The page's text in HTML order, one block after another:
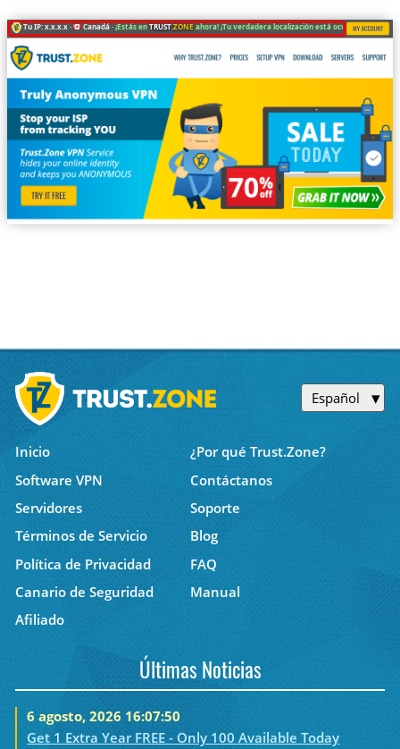
Tu IP: x.x.x.x · Canadá ·¡Estás enTRUST.ZONEahora! ¡Tu verdadera localización está oculta!
Español
Inicio
¿Por qué Trust.Zone?
Software VPN
Contáctanos
Servidores
Soporte
Términos de Servicio
Blog
Política de Privacidad
FAQ
Canario de Seguridad
Manual
Afiliado
Últimas Noticias
6 agosto, 2026 16:07:50
Get 1 Extra Year FREE - Only 100 Available Today